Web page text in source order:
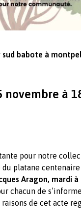
sud babote à
à
pour notre
platane centenaire
Aragon, mardi à
chacun de
de cet acte